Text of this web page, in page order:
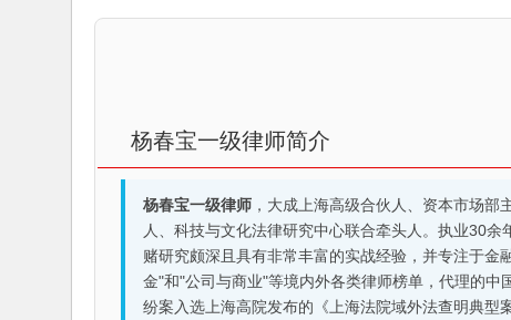
杨春宝一级律师简介
杨春宝一级律师，大成上海高级合伙人、资本市场部
人、科技与文化法律研究中心联合牵头人。执业30
赌研究颇深且具有非常丰富的实战经验，并专注于
金"和"公司与商业"等境内外各类律师榜单，代理的
纷案入选上海高院发布的《上海法院域外法查明典型